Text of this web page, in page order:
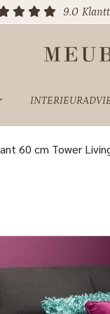
9.0
60 cm Tower